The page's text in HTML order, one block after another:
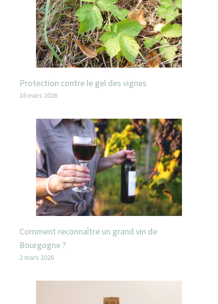
Protection contre le gel des vignes
18 mars 2026
Comment reconnaître un grand vin de
Bourgogne ?
2 mars 2026